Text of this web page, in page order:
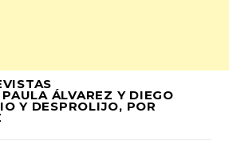
ÁLVAREZ Y DIEGO
Y DESPROLIJO, POR